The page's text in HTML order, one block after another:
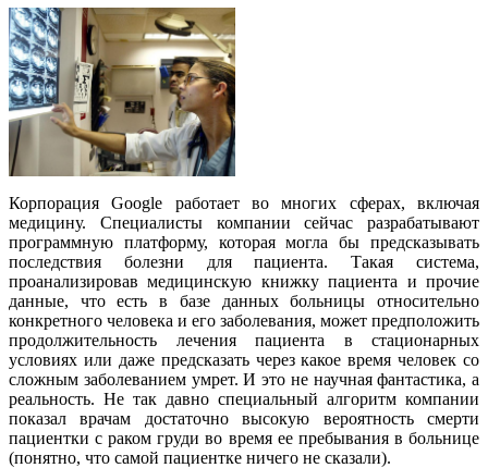
Корпорация Google работает во многих сферах, включая
медицину. Специалисты компании сейчас разрабатывают
программную платформу, которая могла бы предсказывать
последствия болезни для пациента. Такая система,
проанализировав медицинскую книжку пациента и прочие
данные, что есть в базе данных больницы относительно
конкретного человека и его заболевания, может предположить
продолжительность лечения пациента в стационарных
условиях или даже предсказать через какое время человек со
сложным заболеванием умрет. И это не научная фантастика, а
реальность. Не так давно специальный алгоритм компании
показал врачам достаточно высокую вероятность смерти
пациентки с раком груди во время ее пребывания в больнице
(понятно, что самой пациентке ничего не сказали).